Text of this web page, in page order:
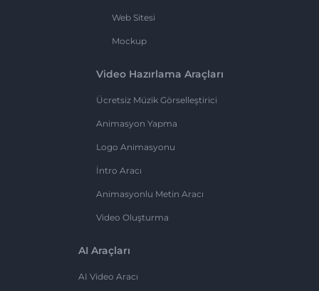
Web Sitesi
Mockup
Video Hazırlama Araçları
Ücretsiz Müzik Görselleştirici
Animasyon Yapma
Logo Animasyonu
İntro Aracı
Animasyonlu Metin Aracı
Video Oluşturma
AI Araçları
AI Video Aracı